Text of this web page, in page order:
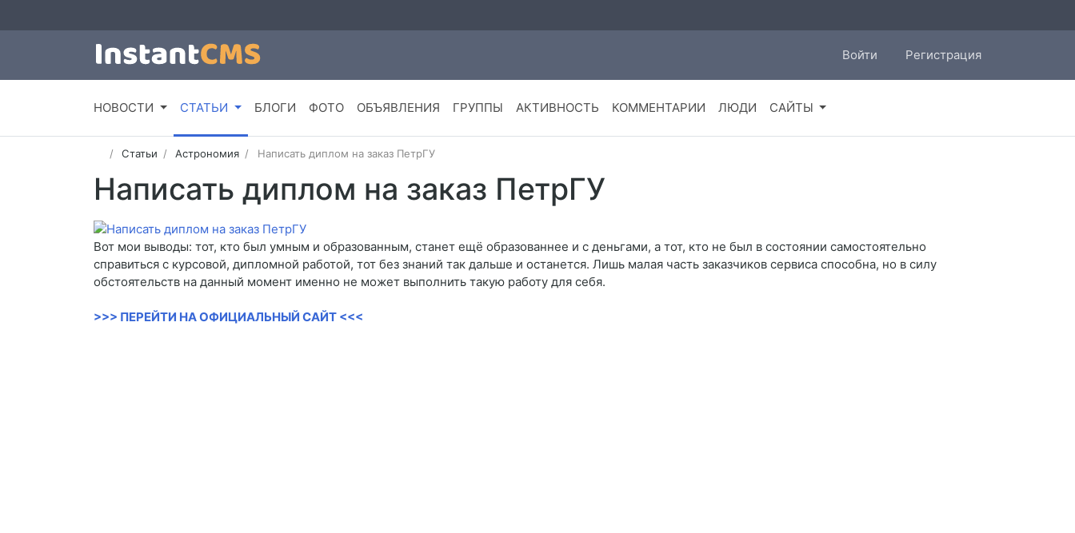
Войти Регистрация
НОВОСТИ СТАТЬИ БЛОГИ ФОТО ОБЪЯВЛЕНИЯ ГРУППЫ АКТИВНОСТЬ КОММЕНТАРИИ ЛЮДИ САЙТЫ
Статьи Астрономия Написать диплом на заказ ПетрГУ
Написать диплом на заказ ПетрГУ
Вот мои выводы: тот, кто был умным и образованным, станет ещё образованнее и с деньгами, а тот, кто не был в состоянии самостоятельно
справиться с курсовой, дипломной работой, тот без знаний так дальше и останется. Лишь малая часть заказчиков сервиса способна, но в силу
обстоятельств на данный момент именно не может выполнить такую работу для себя.
>>> ПЕРЕЙТИ НА ОФИЦИАЛЬНЫЙ САЙТ <<<